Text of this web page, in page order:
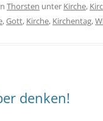
Thorsten unter Kirche,
,Gott, Kirche, Kirchentag,
denken!